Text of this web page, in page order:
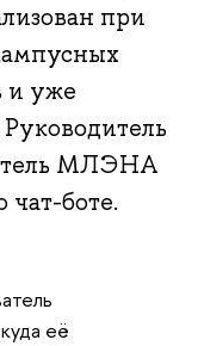
при
и уже
МЛЭНА
чат-боте.
её